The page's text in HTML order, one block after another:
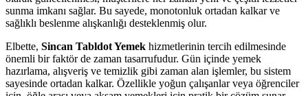
sunma imkanı sağlar. Bu sayede, monotonluk ortadan kalkar ve
sağlıklı beslenme alışkanlığı desteklenmiş olur.
Elbette, Sincan Tabldot Yemek hizmetlerinin tercih edilmesinde
önemli bir faktör de zaman tasarrufudur. Gün içinde yemek
hazırlama, alışveriş ve temizlik gibi zaman alan işlemler, bu sistem
sayesinde ortadan kalkar. Özellikle yoğun çalışanlar veya öğrenciler